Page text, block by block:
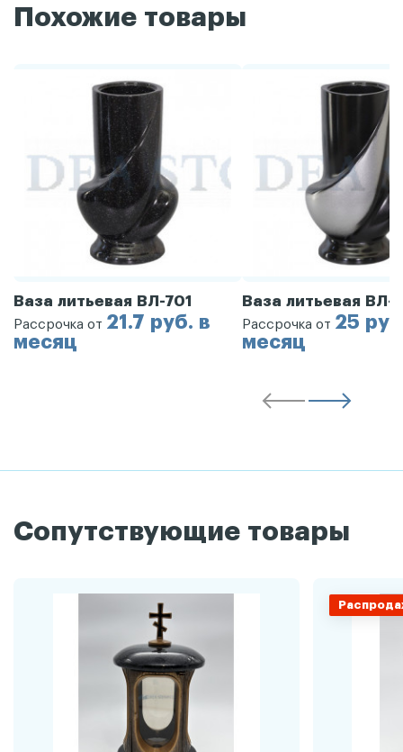
Похожие товары
Ваза литьевая ВЛ-701
Рассрочка от 21.7 руб. в
месяц
Ваза литьевая ВЛ-
Рассрочка от 25
месяц
Сопутствующие товары